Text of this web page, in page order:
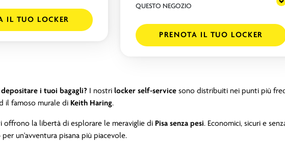
IL TUO LOCKER
QUESTO NEGOZIO
PRENOTA IL TUO LOCKER
i tuoi bagagli? I nostri locker self-service sono distribuiti nei punti più
il famoso murale di Keith Haring.
offrono la libertà di esplorare le meraviglie di Pisa senza pesi. Economici, sicuri e
un'avventura pisana più piacevole.